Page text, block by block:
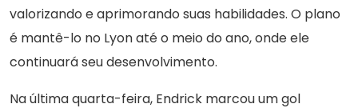
valorizando e aprimorando suas habilidades. O plano
é mantê-lo no Lyon até o meio do ano, onde ele
continuará seu desenvolvimento.
Na última quarta-feira, Endrick marcou um gol